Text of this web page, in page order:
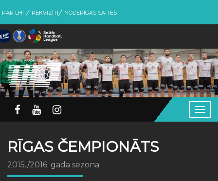
PAR LHF REKVIZĪTI NODERĪGAS SAITES
RĪGAS ČEMPIONĀTS
2015./2016. gada sezona